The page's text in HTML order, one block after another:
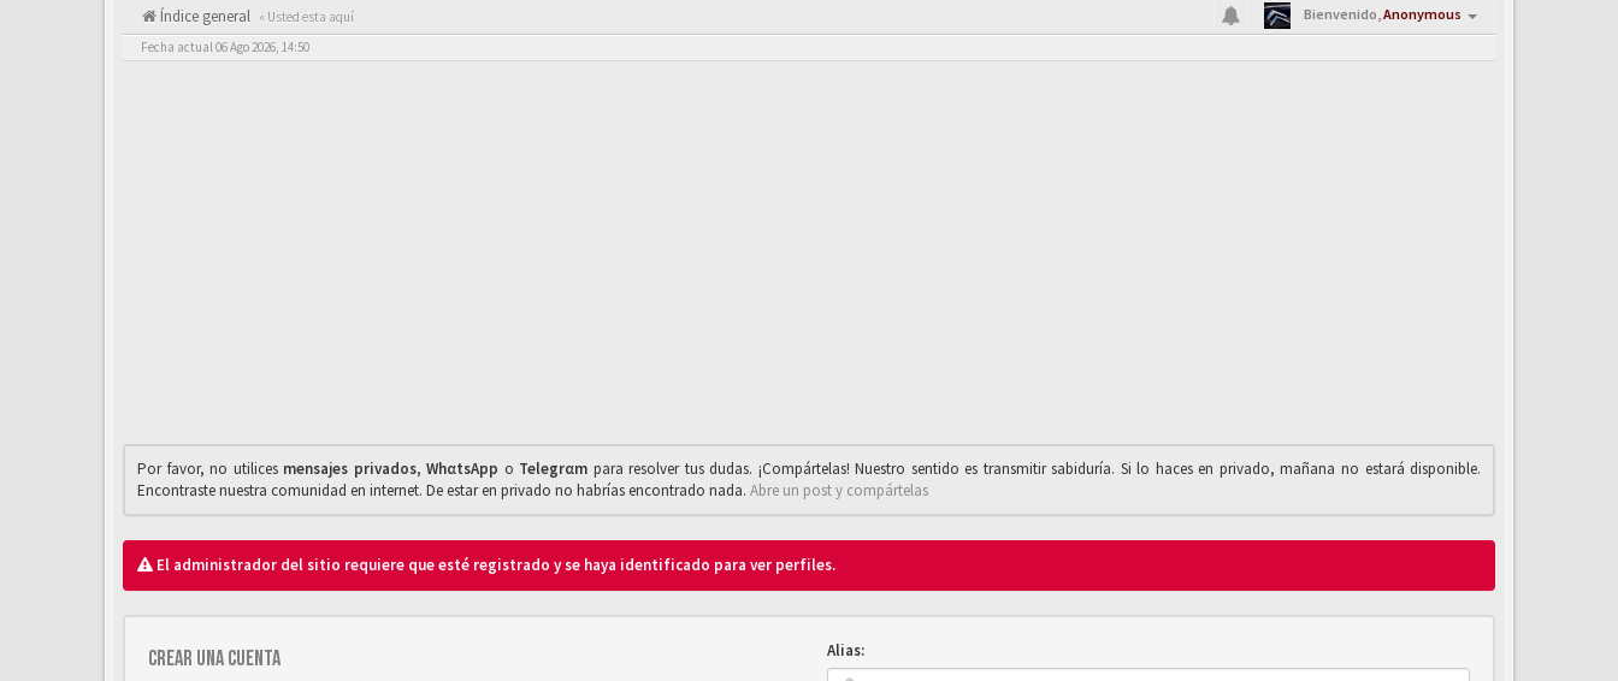
Índice general « Usted esta aquí Bienvenido,Anonymous
Fecha actual 06 Ago 2026, 14:50
Por favor, no utilices mensajes privados,WhαtsApp o Telegrαm para resolver tus dudas. ¡Compártelas! Nuestro sentido es transmitir sabiduría. Si lo haces en privado, mañana no estará disponible.
Encontraste nuestra comunidad en internet. De estar en privado no habrías encontrado nada. Abre un post y compártelas
El administrador del sitio requiere que esté registrado y se haya identificado para ver perfiles.
Crear una cuenta Alias: